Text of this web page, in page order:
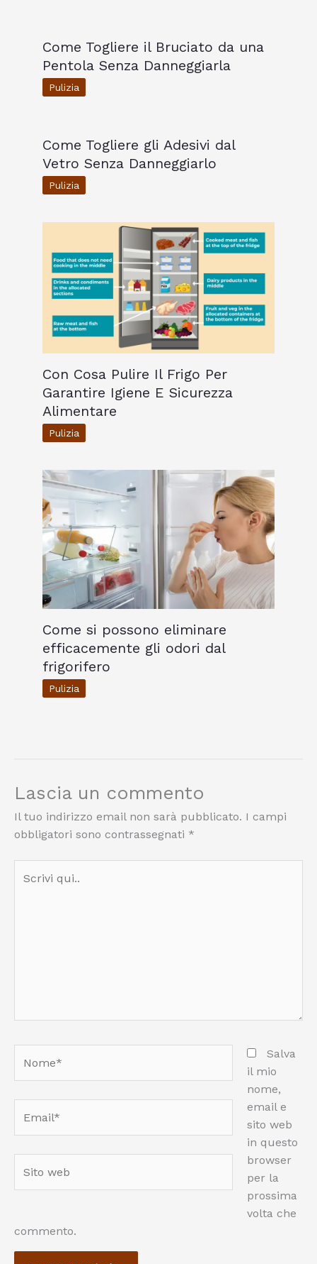
Come Togliere il Bruciato da una
Pentola Senza Danneggiarla
Pulizia
Come Togliere gli Adesivi dal
Vetro Senza Danneggiarlo
Pulizia
Con Cosa Pulire Il Frigo Per
Garantire Igiene E Sicurezza
Alimentare
Pulizia
Come si possono eliminare
efficacemente gli odori dal
frigorifero
Pulizia
Lascia un commento
Il tuo indirizzo email non sarà pubblicato. I campi
obbligatori sono contrassegnati *
qui..
web
Salva
il mio
nome,
email e
sito web
in questo
browser
per la
prossima
volta che
commento.